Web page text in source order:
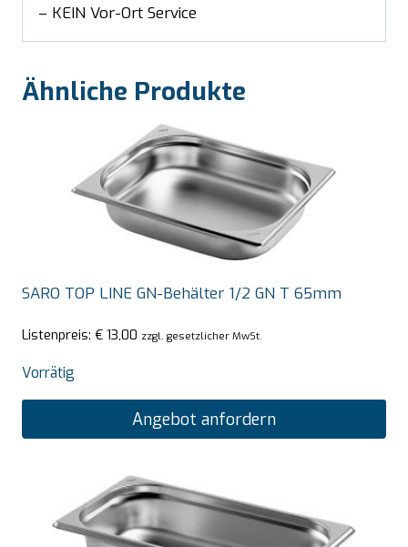
– KEIN Vor-Ort Service
Ähnliche Produkte
SARO TOP LINE GN-Behälter 1/2 GN T 65mm
Listenpreis: € 13,00 zzgl. gesetzlicher MwSt.
Vorrätig
Angebot anfordern